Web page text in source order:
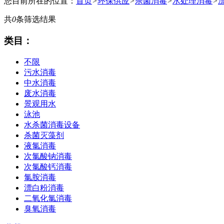
共0条筛选结果
类目：
不限
污水消毒
中水消毒
废水消毒
景观用水
泳池
水杀菌消毒设备
杀菌灭藻剂
液氯消毒
次氯酸钠消毒
次氯酸钙消毒
氯胺消毒
漂白粉消毒
二氧化氯消毒
臭氧消毒